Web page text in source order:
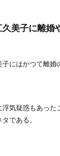
美子に離婚
にはかつて離婚
浮気疑惑もあった
である。